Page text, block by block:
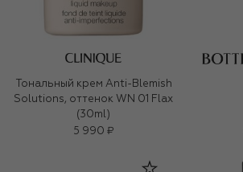
Тональный крем Anti-Blemish
Solutions, оттенок WN 01 Flax
(30ml)
5 990 ₽